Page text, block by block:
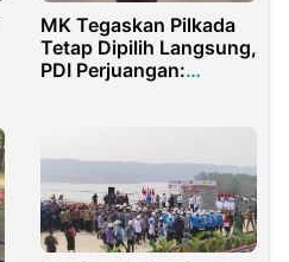
MK Tegaskan Pilkada
Tetap Dipilih Langsung,
PDI Perjuangan: